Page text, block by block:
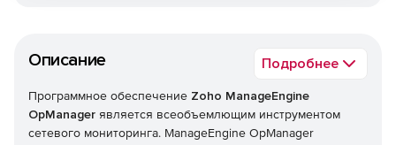
Описание Подробнее
Программное обеспечение Zoho ManageEngine
OpManager является всеобъемлющим инструментом
сетевого мониторинга. ManageEngine OpManager